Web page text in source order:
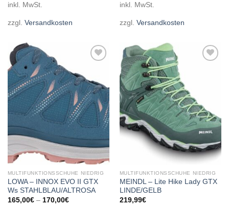
inkl. MwSt.
zzgl. Versandkosten
inkl. MwSt.
zzgl. Versandkosten
wishlist
MULTIFUNKTIONSSCHUHE NIEDRIG
LOWA – INNOX EVO II GTX
Ws STAHLBLAU/ALTROSA
165,00€– 170,00€
MULTIFUNKTIONSSCHUHE NIEDRIG
MEINDL – Lite Hike Lady GTX
LINDE/GELB
219,99€